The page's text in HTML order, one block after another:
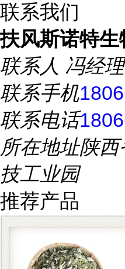
联系我们
扶风斯诺特生
联系人 冯经理
联系手机
联系电话
所在地址陕西
技工业园
推荐产品